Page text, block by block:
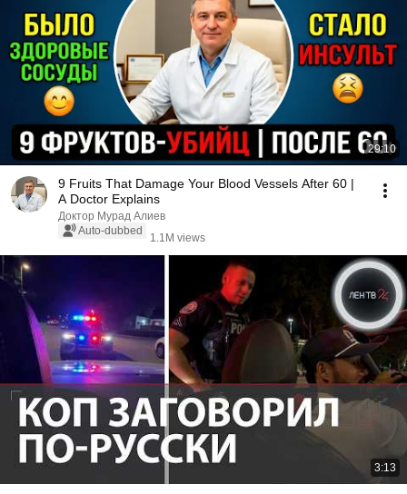
29:10
9 Fruits That Damage Your Blood Vessels After 60 |
A Doctor Explains
Доктор Мурад Алиев
Auto-dubbed
1.1M views
3:13